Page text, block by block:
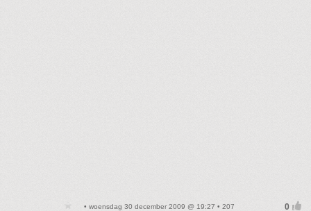
• woensdag 30 december 2009 @ 19:27 • 207